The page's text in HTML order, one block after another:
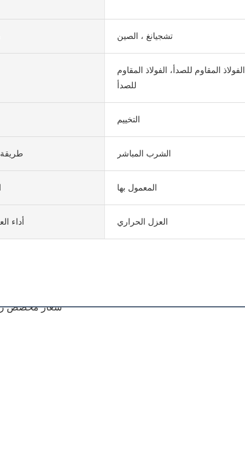
تشجيانغ ، الصين
الفولاذ المقاوم للصدأ، الفولاذ المقاوم
للصدأ
التخييم
طريقة الشرب المباشر
المعمول بها
أداء العزل الحراري